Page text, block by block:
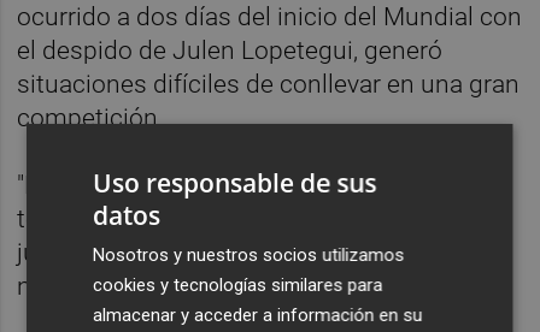
ocurrido a dos días del inicio del Mundial con
el despido de Julen Lopetegui, generó
situaciones difíciles de conllevar en una gran
competición.
"Fue una situación muy complicada para
todos. Para el mister, cuerpo técnico,
jugadores, presidente de la Federación. A
nadie nos gustó vivirla", declaró.
Uso responsable de sus
datos
Nosotros y nuestros socios utilizamos
cookies y tecnologías similares para
almacenar y acceder a información en su